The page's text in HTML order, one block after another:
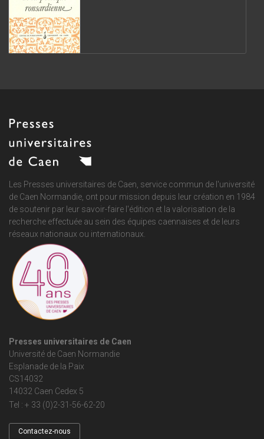
Les Presses universitaires de Caen, service commun de l'université
de Caen Normandie, ont pour mission depuis leur création en 1984
de soutenir par leur savoir-faire l'édition et la valorisation de la
recherche effectuée au sein des équipes caennaises et de leurs
réseaux nationaux ou internationaux.
Presses universitaires de Caen
Université de Caen Normandie
Esplanade de la Paix
CS14032
14032 Caen Cedex 5
Tel : + 33 (0)2-31-56-62-20
Contactez-nous